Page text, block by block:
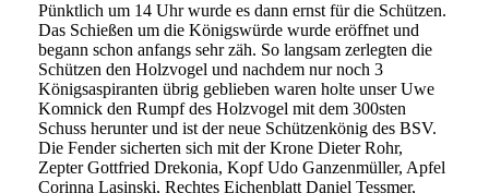
Pünktlich um 14 Uhr wurde es dann ernst für die Schützen.
Das Schießen um die Königswürde wurde eröffnet und
begann schon anfangs sehr zäh. So langsam zerlegten die
Schützen den Holzvogel und nachdem nur noch 3
Königsaspiranten übrig geblieben waren holte unser Uwe
Komnick den Rumpf des Holzvogel mit dem 300sten
Schuss herunter und ist der neue Schützenkönig des BSV.
Die Fender sicherten sich mit der Krone Dieter Rohr,
Zepter Gottfried Drekonia, Kopf Udo Ganzenmüller, Apfel
Corinna Lasinski, Rechtes Eichenblatt Daniel Tessmer,